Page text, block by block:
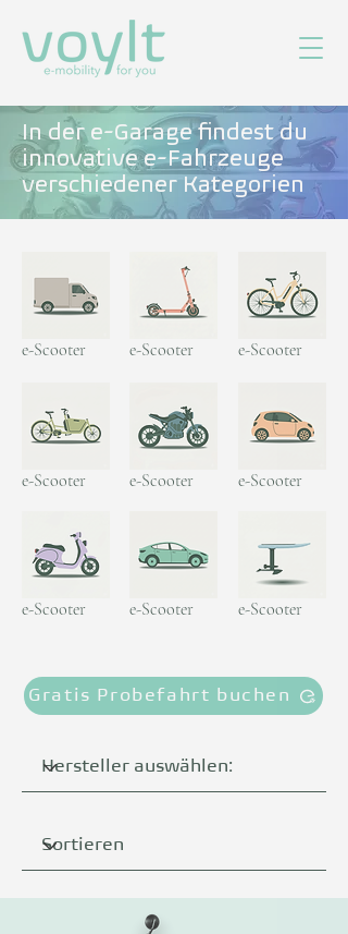
In der e-Garage findest du
innovative e-Fahrzeuge
verschiedener Kategorien
e-Scooter e-Scooter e-Scooter
e-Scooter e-Scooter e-Scooter
e-Scooter e-Scooter e-Scooter
Gratis Probefahrt buchen